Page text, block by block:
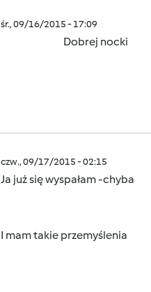
śr., 09/16/2015 - 17:09
Dobrej nocki
czw., 09/17/2015 - 02:15
Ja już się wyspałam -chyba
I mam takie przemyślenia